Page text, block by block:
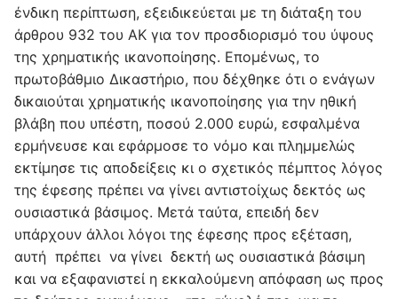
ένδικη περίπτωση, εξειδικεύεται με τη διάταξη του
άρθρου 932 του ΑΚ για τον προσδιορισμό του ύψους
της χρηματικής ικανοποίησης. Επομένως, το
πρωτοβάθμιο Δικαστήριο, που δέχθηκε ότι ο ενάγων
δικαιούται χρηματικής ικανοποίησης για την ηθική
βλάβη που υπέστη, ποσού 2.000 ευρώ, εσφαλμένα
ερμήνευσε και εφάρμοσε το νόμο και πλημμελώς
εκτίμησε τις αποδείξεις κι ο σχετικός πέμπτος λόγος
της έφεσης πρέπει να γίνει αντιστοίχως δεκτός ως
ουσιαστικά βάσιμος. Μετά ταύτα, επειδή δεν
υπάρχουν άλλοι λόγοι της έφεσης προς εξέταση,
αυτή πρέπει να γίνει δεκτή ως ουσιαστικά βάσιμη
και να εξαφανιστεί η εκκαλούμενη απόφαση ως προς